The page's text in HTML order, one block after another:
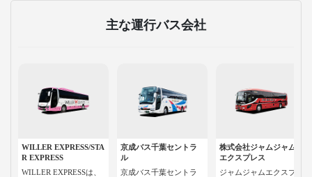
主な運行バス会社
WILLER EXPRESS/STA
R EXPRESS
WILLER EXPRESSは、
京成バス千葉セントラ
ル
京成バス千葉セントラ
株式会社ジャムジャム
エクスプレス
ジャムジャムエクスプ